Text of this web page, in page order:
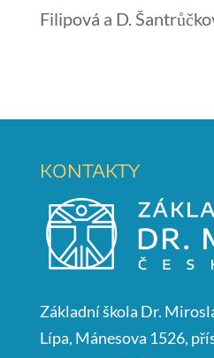
Filipová a D.
KONTAKTY
Základní škola Dr.
Lípa, Mánesova 1526,